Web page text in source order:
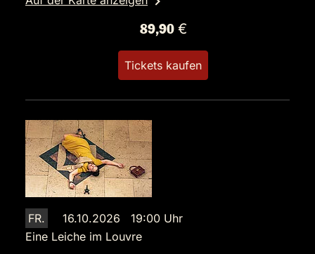
89,90 €
Tickets kaufen
FR.
16.10.2026 19:00 Uhr
Eine Leiche im Louvre